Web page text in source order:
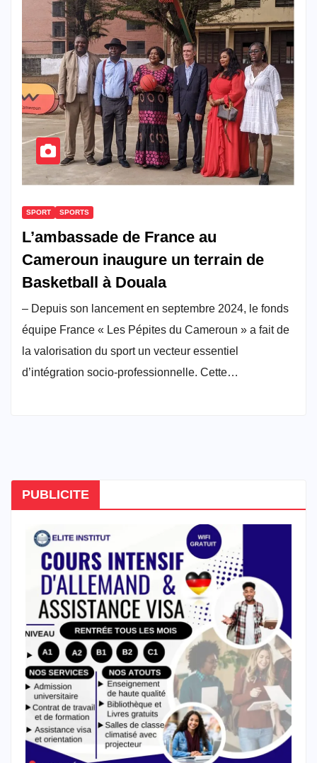
SPORT SPORTS
L’ambassade de France au
Cameroun inaugure un terrain de
Basketball à Douala
– Depuis son lancement en septembre 2024, le fonds
équipe France « Les Pépites du Cameroun » a fait de
la valorisation du sport un vecteur essentiel
d’intégration socio-professionnelle. Cette…
PUBLICITE